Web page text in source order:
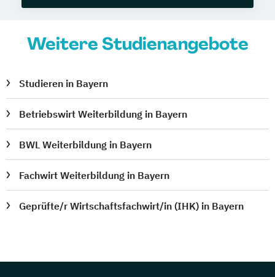
Weitere Studienangebote
Studieren in Bayern
Betriebswirt Weiterbildung in Bayern
BWL Weiterbildung in Bayern
Fachwirt Weiterbildung in Bayern
Geprüfte/r Wirtschaftsfachwirt/in (IHK) in Bayern